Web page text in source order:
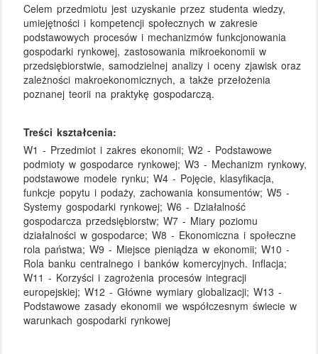
Celem przedmiotu jest uzyskanie przez studenta wiedzy,
umiejętności i kompetencji społecznych w zakresie
podstawowych procesów i mechanizmów funkcjonowania
gospodarki rynkowej, zastosowania mikroekonomii w
przedsiębiorstwie, samodzielnej analizy i oceny zjawisk oraz
zależności makroekonomicznych, a także przełożenia
poznanej teorii na praktykę gospodarczą.
Treści kształcenia:
W1 - Przedmiot i zakres ekonomii; W2 - Podstawowe
podmioty w gospodarce rynkowej; W3 - Mechanizm rynkowy,
podstawowe modele rynku; W4 - Pojęcie, klasyfikacja,
funkcje popytu i podaży, zachowania konsumentów; W5 -
Systemy gospodarki rynkowej; W6 - Działalność
gospodarcza przedsiębiorstw; W7 - Miary poziomu
działalności w gospodarce; W8 - Ekonomiczna i społeczne
rola państwa; W9 - Miejsce pieniądza w ekonomii; W10 -
Rola banku centralnego i banków komercyjnych. Inflacja;
W11 - Korzyści i zagrożenia procesów integracji
europejskiej; W12 - Główne wymiary globalizacji; W13 -
Podstawowe zasady ekonomii we współczesnym świecie w
warunkach gospodarki rynkowej